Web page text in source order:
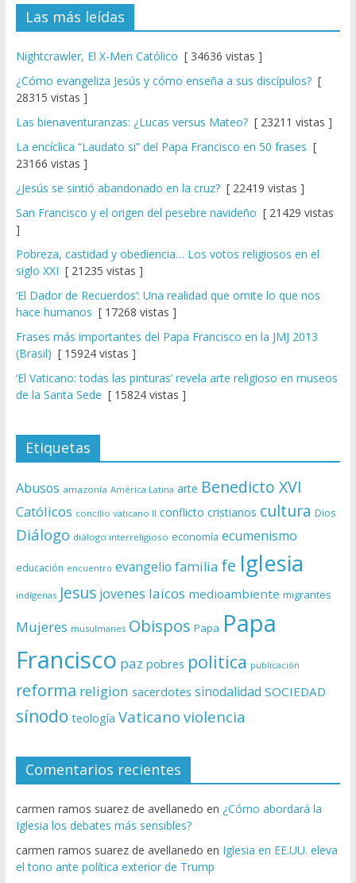
Las más leídas
Nightcrawler, El X-Men Católico [ 34636 vistas ]
¿Cómo evangeliza Jesús y cómo enseña a sus discípulos?[
28315 vistas ]
Las bienaventuranzas: ¿Lucas versus Mateo?[ 23211 vistas ]
La encíclica “Laudato si” del Papa Francisco en 50 frases [
23166 vistas ]
¿Jesús se sintió abandonado en la cruz?[ 22419 vistas ]
San Francisco y el origen del pesebre navideño [ 21429 vistas
]
Pobreza, castidad y obediencia… Los votos religiosos en el
siglo XXI [ 21235 vistas ]
‘El Dador de Recuerdos’: Una realidad que omite lo que nos
hace humanos [ 17268 vistas ]
Frases más importantes del Papa Francisco en la JMJ 2013
(Brasil) [ 15924 vistas ]
‘El Vaticano: todas las pinturas’ revela arte religioso en museos
de la Santa Sede [ 15824 vistas ]
Etiquetas
Abusos amazonía América Latina arte Benedicto XVI
Católicos concilio vaticano II conflicto cristianos cultura Dios
Diálogo diálogo interreligioso economía ecumenismo
educación encuentro evangelio familia fe Iglesia
indígenas Jesus jovenes laicos medioambiente migrantes
Mujeres musulmanes Obispos Papa Papa
Francisco paz pobres politica publicación
reforma religion sacerdotes sinodalidad SOCIEDAD
sínodo teología Vaticano violencia
Comentarios recientes
carmen ramos suarez de avellanedo en ¿Cómo abordará la
Iglesia los debates más sensibles?
carmen ramos suarez de avellanedo en Iglesia en EE.UU. eleva
el tono ante política exterior de Trump